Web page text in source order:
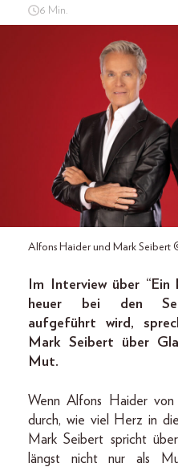
6 Min.
Alfons Haider und Mark Seibert
Im Interview über
heuer bei den
aufgeführt wird,
Mark Seibert über
Mut.
Wenn Alfons Haider
durch, wie viel Herz in
Mark Seibert spricht
längst nicht nur als